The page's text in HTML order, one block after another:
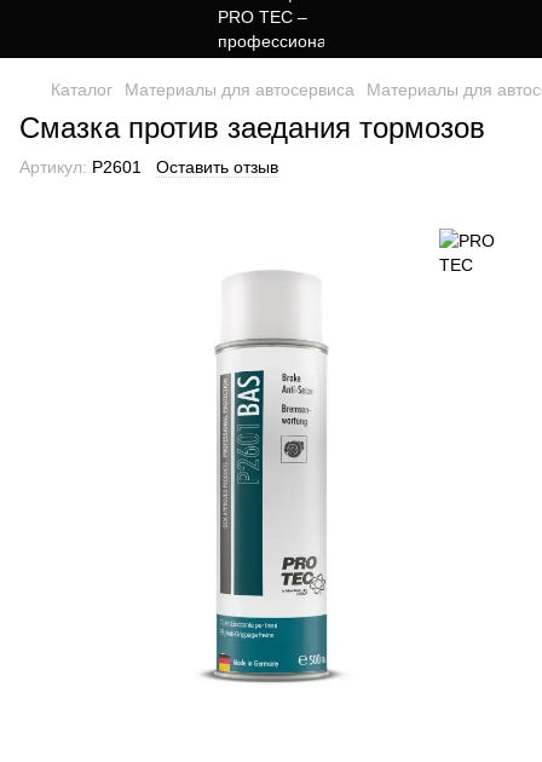
Каталог Материалы для автосервиса Материалы для
Смазка против заедания тормозов
Артикул: P2601 Оставить отзыв